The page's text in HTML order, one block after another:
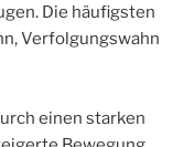
Die häufigsten
Verfolgungswahn
einen starken